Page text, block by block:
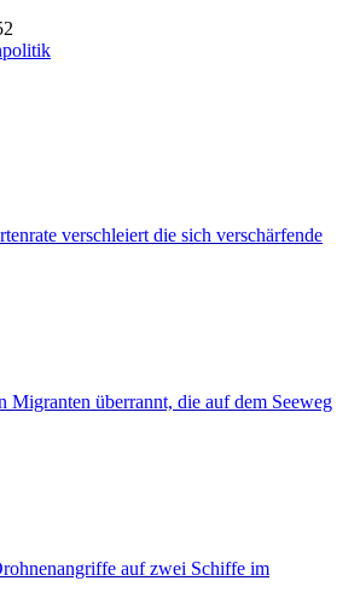
verschleiert die sich verschärfende
Migranten überrannt, die auf dem Seeweg
auf zwei Schiffe im